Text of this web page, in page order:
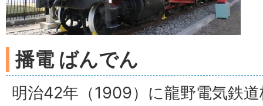
播電 ばんでん
明治42年（1909）に龍野電気鉄